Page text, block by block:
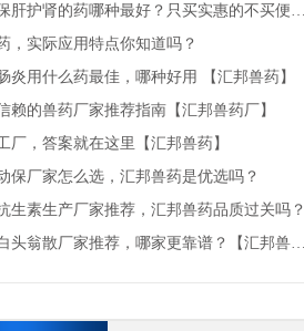
肝护肾的药哪种最好？只买实惠的不买便宜
邦兽药】
，实际应用特点你知道吗？
炎用什么药最佳，哪种好用 【汇邦兽药】
赖的兽药厂家推荐指南【汇邦兽药厂】
厂，答案就在这里【汇邦兽药】
保厂家怎么选，汇邦兽药是优选吗？
生素生产厂家推荐，汇邦兽药品质过关吗？
头翁散厂家推荐，哪家更靠谱？【汇邦兽药